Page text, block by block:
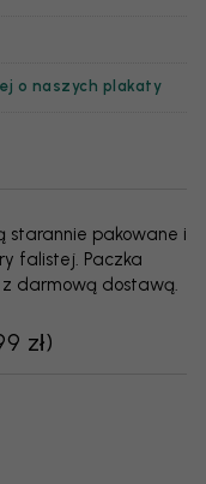
o naszych plakaty
starannie pakowane i
falistej. Paczka
darmową dostawą.
zł)